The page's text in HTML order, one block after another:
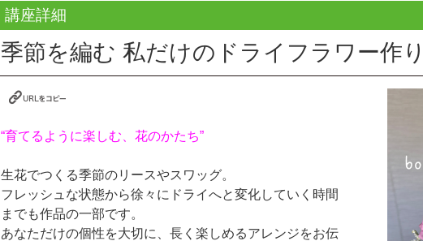
講座詳細
季節を編む 私だけのドライフラワー作
“育てるように楽しむ、花のかたち”
生花でつくる季節のリースやスワッグ。
フレッシュな状態から徐々にドライへと変化していく時間
までも作品の一部です。
あなただけの個性を大切に、長く楽しめるアレンジをお伝